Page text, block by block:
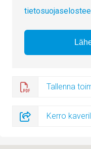
Tallenna
Kerro